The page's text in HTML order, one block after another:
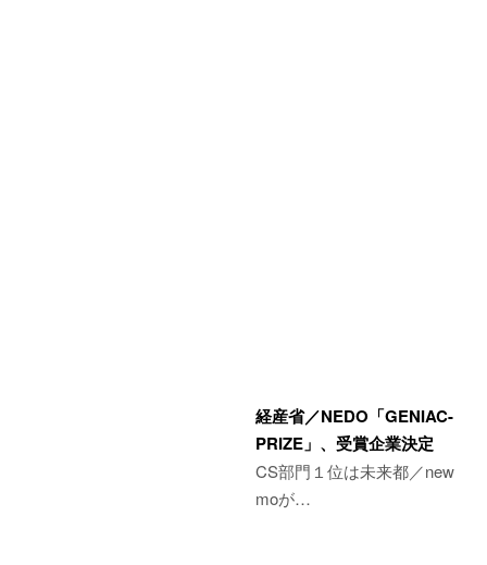
経産省／NEDO「GENIAC-
PRIZE」、受賞企業決定
CS部門１位は未来都／new
moが…